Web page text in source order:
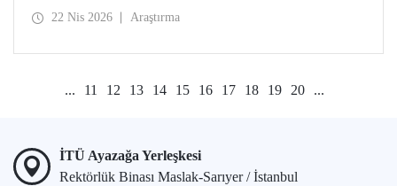
yangınları mercek altına alan bir çalışmaya imza attı.
22 Nis 2026 Araştırma
... 11 12 13 14 15 16 17 18 19 20 ...
İTÜ Ayazağa Yerleşkesi
Rektörlük Binası Maslak-Sarıyer / İstanbul